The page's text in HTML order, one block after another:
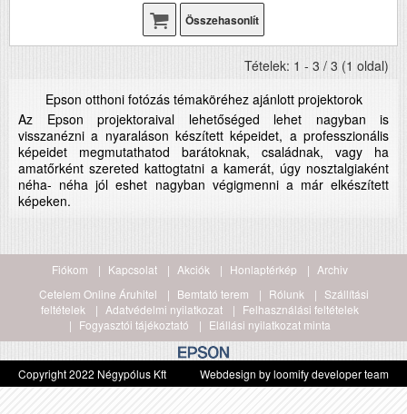
Összehasonlít
Tételek: 1 - 3 / 3 (1 oldal)
Epson otthoni fotózás témaköréhez ajánlott projektorok
Az Epson projektoraival lehetőséged lehet nagyban is
visszanézni a nyaraláson készített képeidet, a professzionális
képeidet megmutathatod barátoknak, családnak, vagy ha
amatőrként szereted kattogtatni a kamerát, úgy nosztalgiaként
néha- néha jól eshet nagyban végigmenni a már elkészített
képeken.
Fiókom Kapcsolat Akciók Honlaptérkép
Archiv
Cetelem Online Áruhitel
Bemtató terem Rólunk
Szállítási
feltételek
Adatvédelmi nyilatkozat
Felhasználási feltételek
Fogyasztói tájékoztató
Elállási nyilatkozat minta
Copyright 2022 Négypólus Kft Webdesign by loomify developer team